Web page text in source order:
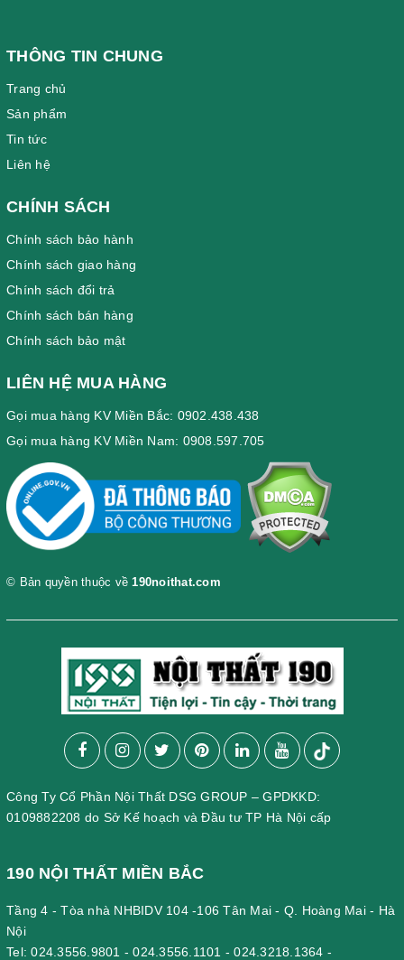
THÔNG TIN CHUNG
Trang chủ
Sản phẩm
Tin tức
Liên hệ
CHÍNH SÁCH
Chính sách bảo hành
Chính sách giao hàng
Chính sách đổi trả
Chính sách bán hàng
Chính sách bảo mật
LIÊN HỆ MUA HÀNG
Gọi mua hàng KV Miền Bắc: 0902.438.438
Gọi mua hàng KV Miền Nam: 0908.597.705
© Bản quyền thuộc về 190noithat.com
Công Ty Cổ Phần Nội Thất DSG GROUP – GPDKKD:
0109882208 do Sở Kế hoạch và Đầu tư TP Hà Nội cấp
190 NỘI THẤT MIỀN BẮC
Tầng 4 - Tòa nhà NHBIDV 104 -106 Tân Mai - Q. Hoàng Mai - Hà
Nội
Tel:024.3556.9801 -024.3556.1101 -024.3218.1364 -